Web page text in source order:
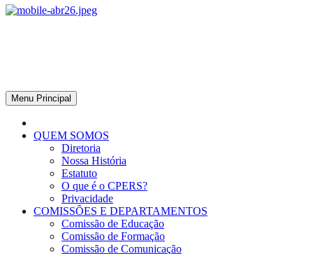
Menu Principal
QUEM SOMOS
Diretoria
Nossa História
Estatuto
O que é o CPERS?
Privacidade
COMISSÕES E DEPARTAMENTOS
Comissão de Educação
Comissão de Formação
Comissão de Comunicação